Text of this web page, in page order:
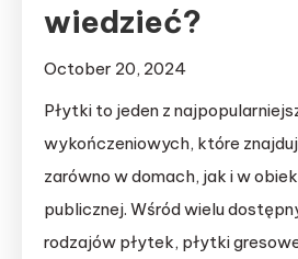
wiedzieć?
October 20, 2024
Płytki to jeden z
wykończeniowych, które
zarówno w domach, jak i w
publicznej. Wśród wielu
rodzajów płytek, płytki